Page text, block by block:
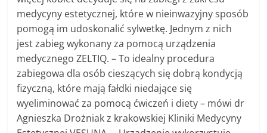
medycyny estetycznej, które w nieinwazyjny sposób
pomogą im udoskonalić sylwetkę. Jednym z nich
jest zabieg wykonany za pomocą urządzenia
medycznego ZELTIQ. – To idealny procedura
zabiegowa dla osób cieszących się dobrą kondycją
fizyczną, które mają fałdki niedające się
wyeliminować za pomocą ćwiczeń i diety – mówi dr
Agnieszka Drożniak z krakowskiej Kliniki Medycyny